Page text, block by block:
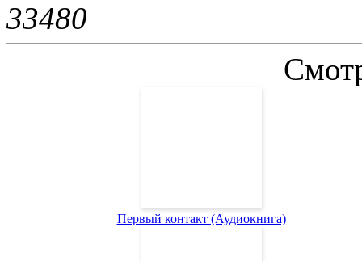
33480
Первый контакт (Аудиокнига)